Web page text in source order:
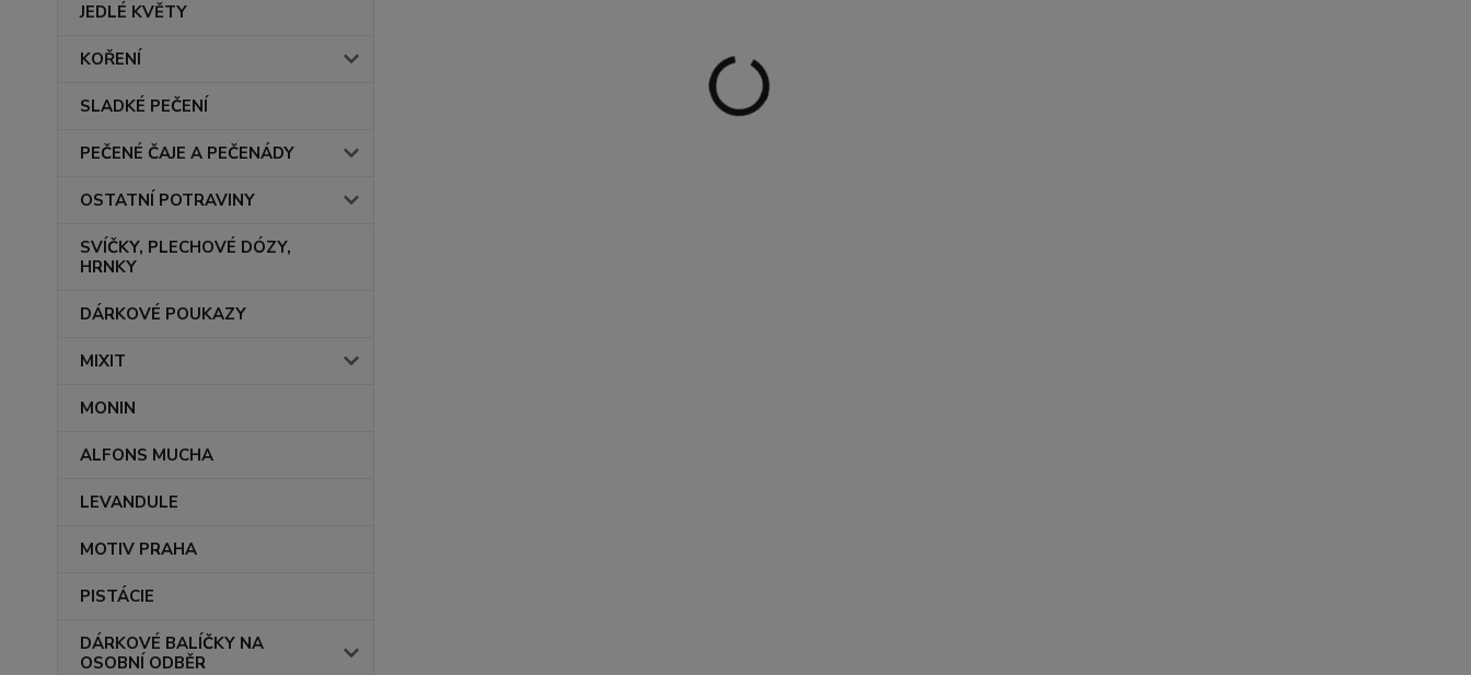
JEDLÉ KVĚTY
KOŘENÍ
SLADKÉ PEČENÍ
PEČENÉ ČAJE A PEČENÁDY
OSTATNÍ POTRAVINY
SVÍČKY, PLECHOVÉ DÓZY,
HRNKY
DÁRKOVÉ POUKAZY
MIXIT
MONIN
ALFONS MUCHA
LEVANDULE
MOTIV PRAHA
PISTÁCIE
DÁRKOVÉ BALÍČKY NA
OSOBNÍ ODBĚR